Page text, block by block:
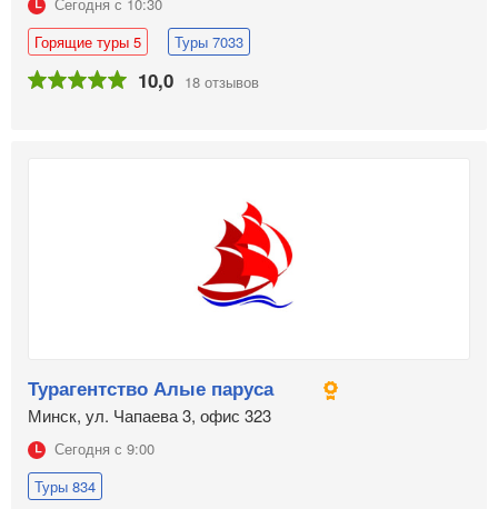
Горящие туры 5
Туры 7033
10,0 18 отзывов
Турагентство Алые паруса
Минск, ул. Чапаева 3, офис 323
Сегодня с 9:00
Туры 834